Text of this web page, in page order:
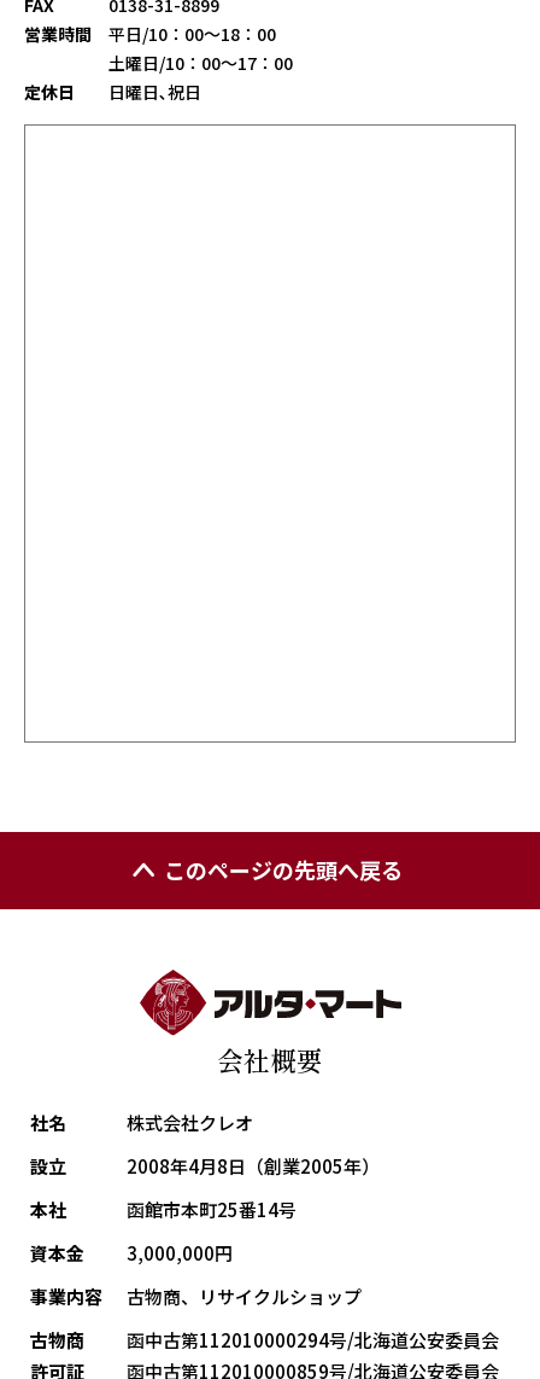
営業時間
平日/10：00～18：00
土曜日/10：00～17：00
定休日
日曜日､祝日
このページの先頭へ戻る
会社概要
社名
株式会社クレオ
設立
2008年4月8日（創業2005年）
本社
函館市本町25番14号
資本金
3,000,000円
事業内容
古物商、リサイクルショップ
古物商
許可証
函中古第112010000294号/北海道公安委員会
函中古第112010000859号/北海道公安委員会